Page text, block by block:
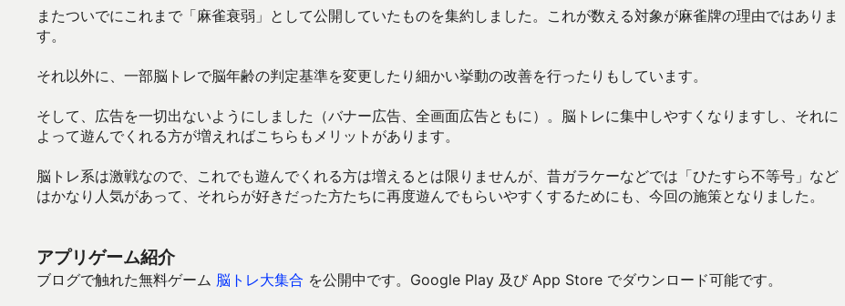
またついでにこれまで「麻雀衰弱」として公開していたものを集約しました。これが数える対象が麻雀牌の理由ではありま
す。
それ以外に、一部脳トレで脳年齢の判定基準を変更したり細かい挙動の改善を行ったりもしています。
そして、広告を一切出ないようにしました（バナー広告、全画面広告ともに）。脳トレに集中しやすくなりますし、それに
よって遊んでくれる方が増えればこちらもメリットがあります。
脳トレ系は激戦なので、これでも遊んでくれる方は増えるとは限りませんが、昔ガラケーなどでは「ひたすら不等号」など
はかなり人気があって、それらが好きだった方たちに再度遊んでもらいやすくするためにも、今回の施策となりました。
アプリゲーム紹介
ブログで触れた無料ゲーム 脳トレ大集合 を公開中です。Google Play 及び App Store でダウンロード可能です。